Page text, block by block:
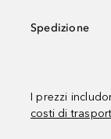
Spedizione
I prezzi
costi di